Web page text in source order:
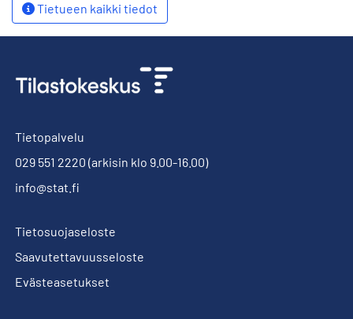
Tietueen kaikki tiedot
Tietopalvelu
029 551 2220 (arkisin klo 9.00-16.00)
info@stat.fi
Tietosuojaseloste
Saavutettavuusseloste
Evästeasetukset